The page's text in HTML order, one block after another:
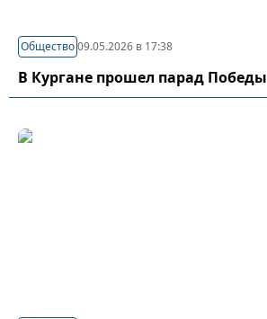
Общество09.05.2026 в 17:38
В Кургане прошел парад Победы